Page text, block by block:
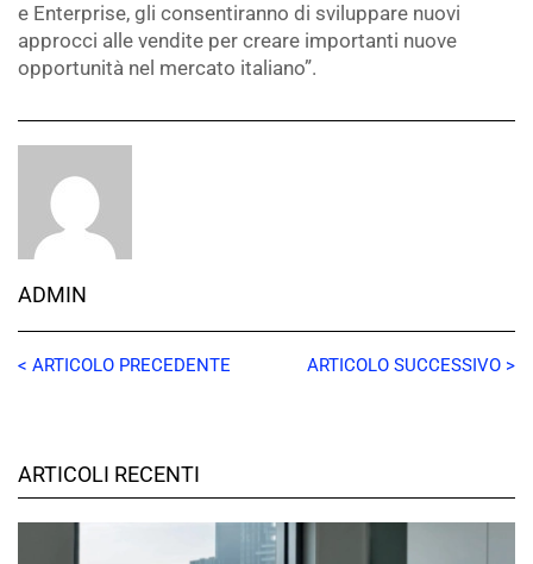
e Enterprise, gli consentiranno di sviluppare nuovi
approcci alle vendite per creare importanti nuove
opportunità nel mercato italiano”.
ADMIN
< ARTICOLO PRECEDENTE ARTICOLO SUCCESSIVO >
ARTICOLI RECENTI